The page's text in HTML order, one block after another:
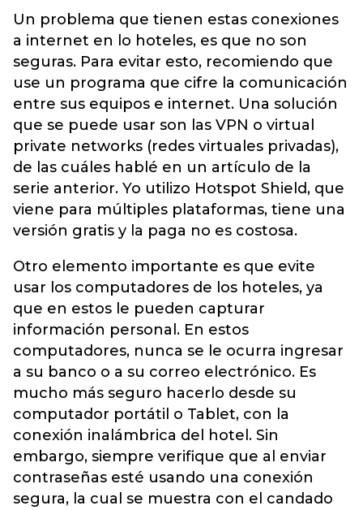
Un problema que tienen estas conexiones
a internet en lo hoteles, es que no son
seguras. Para evitar esto, recomiendo que
use un programa que cifre la comunicación
entre sus equipos e internet. Una solución
que se puede usar son las VPN o virtual
private networks (redes virtuales privadas),
de las cuáles hablé en un artículo de la
serie anterior. Yo utilizo Hotspot Shield, que
viene para múltiples plataformas, tiene una
versión gratis y la paga no es costosa.
Otro elemento importante es que evite
usar los computadores de los hoteles, ya
que en estos le pueden capturar
información personal. En estos
computadores, nunca se le ocurra ingresar
a su banco o a su correo electrónico. Es
mucho más seguro hacerlo desde su
computador portátil o Tablet, con la
conexión inalámbrica del hotel. Sin
embargo, siempre verifique que al enviar
contraseñas esté usando una conexión
segura, la cual se muestra con el candado